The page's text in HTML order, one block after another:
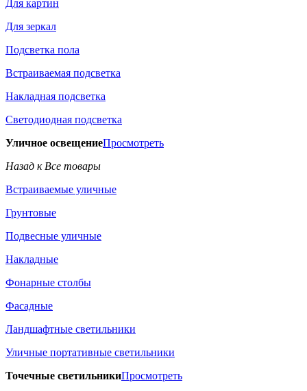
Для картин
Для зеркал
Подсветка пола
Встраиваемая подсветка
Накладная подсветка
Светодиодная подсветка
Уличное освещениеПросмотреть
Назад к Все товары
Встраиваемые уличные
Грунтовые
Подвесные уличные
Накладные
Фонарные столбы
Фасадные
Ландшафтные светильники
Уличные портативные светильники
Точечные светильникиПросмотреть